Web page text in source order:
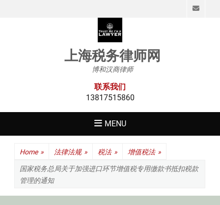
上海税务律师网
博和汉商律师
联系我们
13817515860
MENU
Home » 法律法规 » 税法 » 增值税法 »
国家税务总局关于加强进口环节增值税专用缴款书抵扣税款
管理的通知